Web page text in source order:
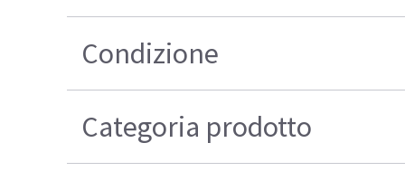
Condizione
Categoria prodotto